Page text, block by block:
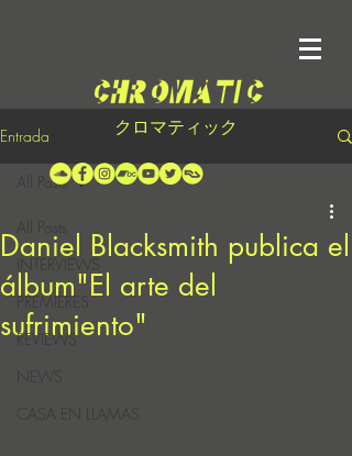
クロマティック
Entrada
INTERVIEWS
PREMIERES
REVIEWS
CASA EN LLAMAS
All Posts
Daniel Blacksmith publica el
álbum"El arte del
sufrimiento"